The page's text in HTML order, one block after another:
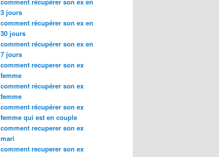
3 jours
comment récupérer son ex en
30 jours
comment récupérer son ex en
7 jours
comment recuperer son ex
femme
comment récupérer son ex
femme
comment récupérer son ex
femme qui est en couple
comment recuperer son ex
mari
comment recuperer son ex